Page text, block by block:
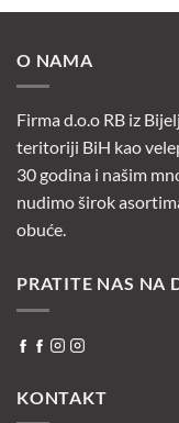
O NAMA
Firma d.o.o RB iz
teritoriji BiH kao
30 godina i našim
nudimo širok
obuće.
PRATITE NAS NA
KONTAKT